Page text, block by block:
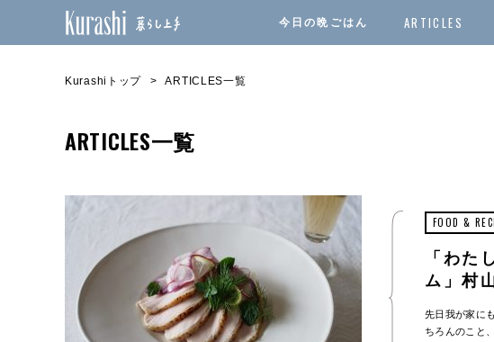
今日の晩ごはん ARTICLES
Kurashiトップ ARTICLES一覧
ARTICLES一覧
FOOD &
「わ
ム」村
先日我が家に
ちろんのこと